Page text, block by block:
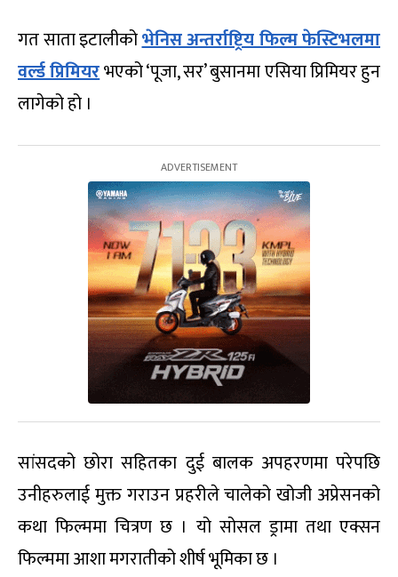
गत साता इटालीकोभेनिस अन्तर्राष्ट्रिय फिल्म फेस्टिभलमा
वर्ल्ड प्रिमियरभएको ‘पूजा, सर’ बुसानमा एसिया प्रिमियर हुन
लागेको हो ।
सांसदको छोरा सहितका दुई बालक अपहरणमा परेपछि
उनीहरुलाई मुक्त गराउन प्रहरीले चालेको खोजी अप्रेसनको
कथा फिल्ममा चित्रण छ । यो सोसल ड्रामा तथा एक्सन
फिल्ममा आशा मगरातीको शीर्ष भूमिका छ ।